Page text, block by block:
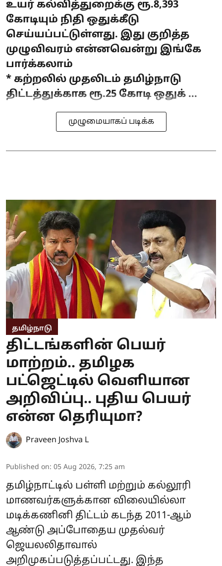
உயர் கல்வித்துறைக்கு ரூ.8,393
கோடியும் நிதி ஒதுக்கீடு
செய்யப்பட்டுள்ளது. இது குறித்த
முழுவிவரம் என்னவென்று இங்கே
பார்க்கலாம்
* கற்றலில் முதலிடம் தமிழ்நாடு
திட்டத்துக்காக ரூ.25 கோடி ஒதுக் ...
முழுமையாகப் படிக்க
தமிழ்நாடு
திட்டங்களின் பெயர்
மாற்றம்.. தமிழக
பட்ஜெட்டில் வெளியான
அறிவிப்பு.. புதிய பெயர்
என்ன தெரியுமா?
Praveen Joshva L
Published on: 05 Aug 2026, 7:25 am
தமிழ்நாட்டில் பள்ளி மற்றும் கல்லூரி
மாணவர்களுக்கான விலையில்லா
மடிக்கணினி திட்டம் கடந்த 2011-ஆம்
ஆண்டு அப்போதைய முதல்வர்
ஜெயலலிதாவால்
அறிமுகப்படுத்தப்பட்டது. இந்த